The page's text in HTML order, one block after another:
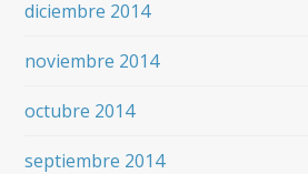
diciembre 2014
noviembre 2014
octubre 2014
septiembre 2014